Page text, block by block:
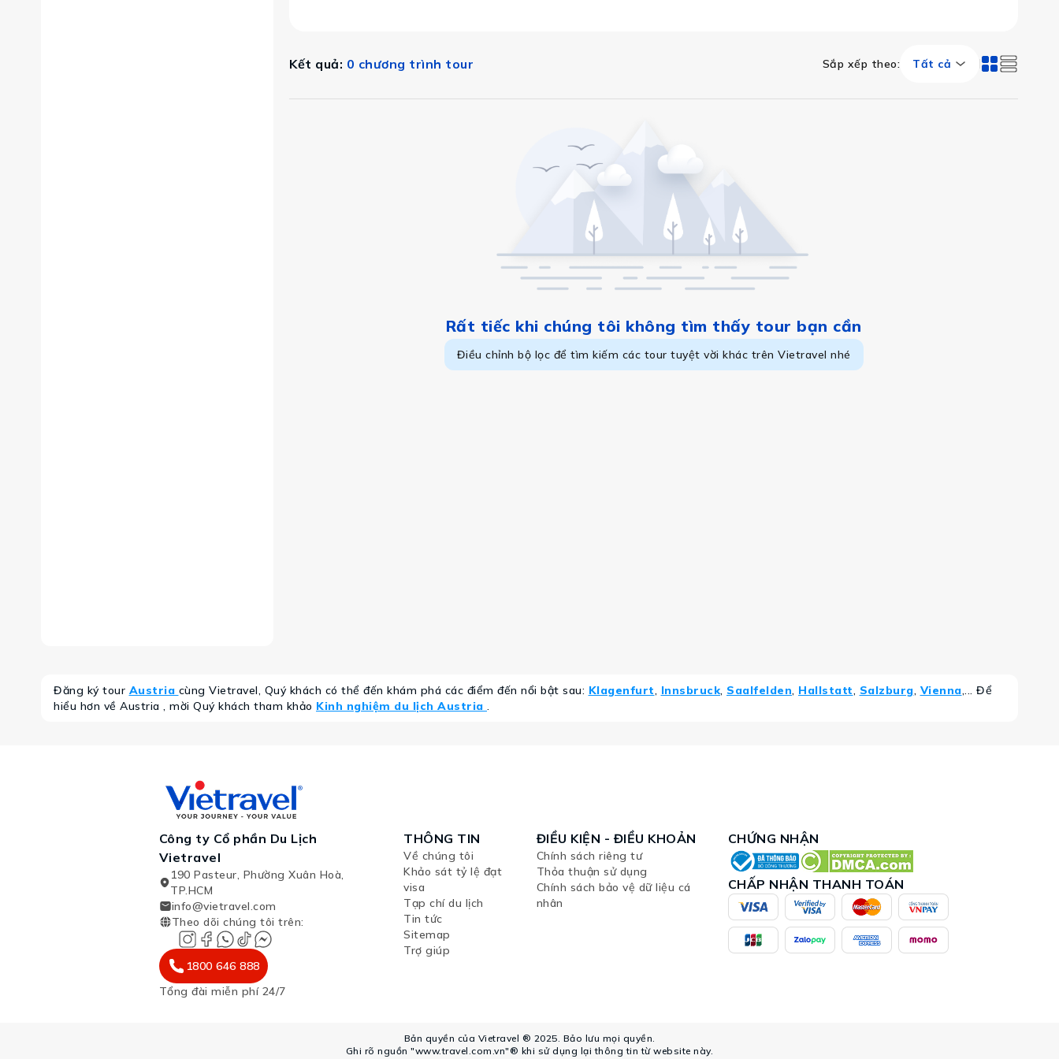
Kết quả: 0 chương trình tour Sắp xếp theo: Tất cả
Rất tiếc khi chúng tôi không tìm thấy tour bạn cần
Điều chỉnh bộ lọc để tìm kiếm các tour tuyệt vời khác trên Vietravel nhé
Đăng ký tour Austria cùng Vietravel, Quý khách có thể đến khám phá các điểm đến nổi bật sau: Klagenfurt, Innsbruck, Saalfelden, Hallstatt, Salzburg, Vienna,... Để
hiểu hơn về Austria , mời Quý khách tham khảo Kinh nghiệm du lịch Austria .
Công ty Cổ phần Du Lịch
Vietravel
190 Pasteur, Phường Xuân Hoà,
TP.HCM
info@vietravel.com
Theo dõi chúng tôi trên:
1800 646 888
Tổng đài miễn phí 24/7
THÔNG TIN
Về chúng tôi
Khảo sát tỷ lệ đạt
visa
Tạp chí du lịch
Tin tức
Sitemap
Trợ giúp
ĐIỀU KIỆN - ĐIỀU KHOẢN
Chính sách riêng tư
Thỏa thuận sử dụng
Chính sách bảo vệ dữ liệu cá
nhân
CHỨNG NHẬN
CHẤP NHẬN THANH TOÁN
Bản quyền của Vietravel ® 2025. Bảo lưu mọi quyền.
Ghi rõ nguồn "www.travel.com.vn"® khi sử dụng lại thông tin từ website này.